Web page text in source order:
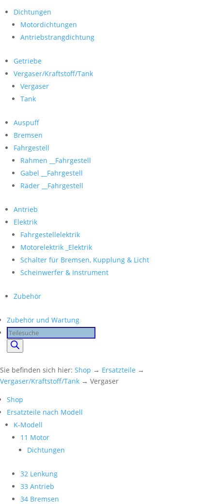
Dichtungen
Motordichtungen
Antriebstrangdichtung
Getriebe
Vergaser/Kraftstoff/Tank
Vergaser
Tank
Auspuff
Bremsen
Fahrgestell
Rahmen __Fahrgestell
Gabel __Fahrgestell
Räder __Fahrgestell
Antrieb
Elektrik
Fahrgestellelektrik
Motorelektrik _Elektrik
Schalter für Bremsen, Kupplung & Licht
Scheinwerfer & Instrument
Zubehör
Zubehör und Wartung
Products
search
Sie befinden sich hier: Shop → Ersatzteile →
Vergaser/Kraftstoff/Tank → Vergaser
Shop
Ersatzteile nach Modell
K-Modell
11 Motor
Dichtungen
32 Lenkung
33 Antrieb
34 Bremsen